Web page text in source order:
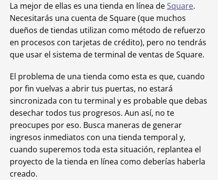
La mejor de ellas es una tienda en línea de Square.
Necesitarás una cuenta de Square (que muchos
dueños de tiendas utilizan como método de refuerzo
en procesos con tarjetas de crédito), pero no tendrás
que usar el sistema de terminal de ventas de Square.
El problema de una tienda como esta es que, cuando
por fin vuelvas a abrir tus puertas, no estará
sincronizada con tu terminal y es probable que debas
desechar todos tus progresos. Aun así, no te
preocupes por eso. Busca maneras de generar
ingresos inmediatos con una tienda temporal y,
cuando superemos toda esta situación, replantea el
proyecto de la tienda en línea como deberías haberla
creado.